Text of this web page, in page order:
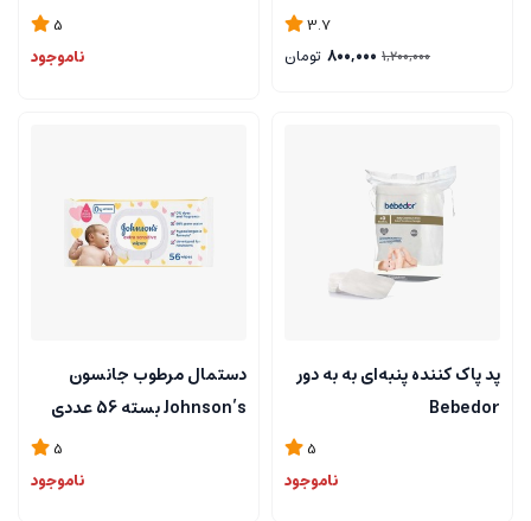
3.7
1,200,000
800,000 تومان
5
ناموجود
پد پاک کننده پنبه‌ای به به دور
Bebedor
5
ناموجود
دستمال مرطوب جانسون
Johnson’s بسته 56 عددی
5
ناموجود